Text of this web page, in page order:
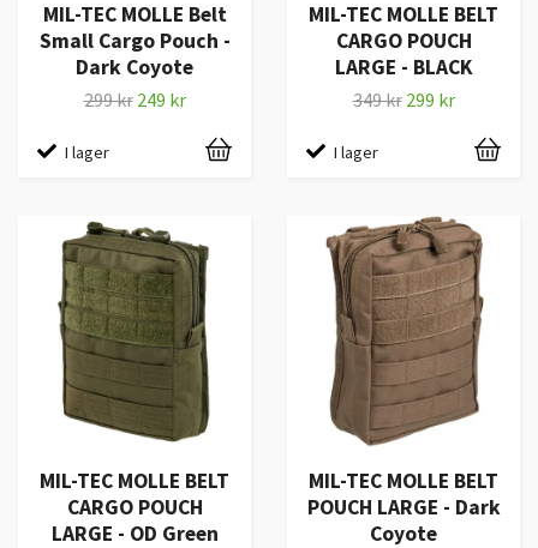
MIL-TEC MOLLE Belt
Small Cargo Pouch -
Dark Coyote
299 kr 249 kr
I lager
MIL-TEC MOLLE BELT
CARGO POUCH
LARGE - BLACK
349 kr 299 kr
I lager
MIL-TEC MOLLE BELT
CARGO POUCH
LARGE - OD Green
MIL-TEC MOLLE BELT
POUCH LARGE - Dark
Coyote